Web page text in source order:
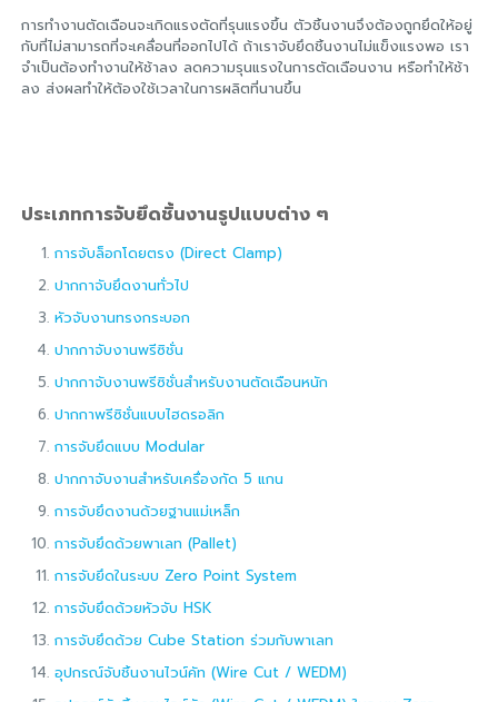
การทำงานตัดเฉือนจะเกิดแรงตัดที่รุนแรงขึ้น ตัวชิ้นงานจึงต้องถูกยึดให้อยู่
กับที่ไม่สามารถที่จะเคลื่อนที่ออกไปได้ ถ้าเราจับยึดชิ้นงานไม่แข็งแรงพอ เรา
จำเป็นต้องทำงานให้ช้าลง ลดความรุนแรงในการตัดเฉือนงาน หรือทำให้ช้า
ลง ส่งผลทำให้ต้องใช้เวลาในการผลิตที่นานขึ้น
ประเภทการจับยึดชิ้นงานรูปแบบต่าง ๆ
การจับล็อกโดยตรง (Direct Clamp)
ปากกาจับยึดงานทั่วไป
หัวจับงานทรงกระบอก
ปากกาจับงานพรีซิชั่น
ปากกาจับงานพรีซิชั่นสำหรับงานตัดเฉือนหนัก
ปากกาพรีซิชั่นแบบไฮดรอลิก
การจับยึดแบบ Modular
ปากกาจับงานสำหรับเครื่องกัด 5 แกน
การจับยึดงานด้วยฐานแม่เหล็ก
การจับยึดด้วยพาเลท (Pallet)
การจับยึดในระบบ Zero Point System
การจับยึดด้วยหัวจับ HSK
การจับยึดด้วย Cube Station ร่วมกับพาเลท
อุปกรณ์จับชิ้นงานไวน์คัท (Wire Cut / WEDM)